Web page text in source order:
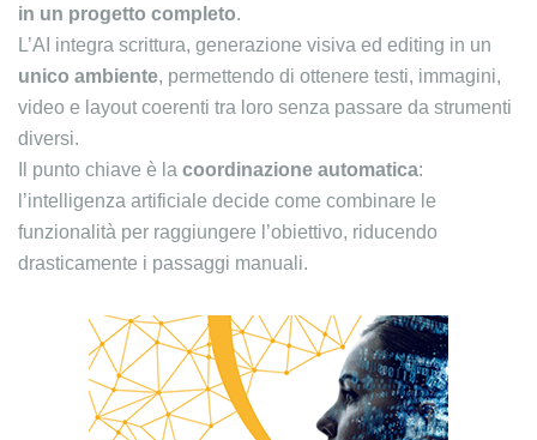
in un progetto completo.
L’AI integra scrittura, generazione visiva ed editing in un
unico ambiente, permettendo di ottenere testi, immagini,
video e layout coerenti tra loro senza passare da strumenti
diversi.
Il punto chiave è la coordinazione automatica:
l’intelligenza artificiale decide come combinare le
funzionalità per raggiungere l’obiettivo, riducendo
drasticamente i passaggi manuali.